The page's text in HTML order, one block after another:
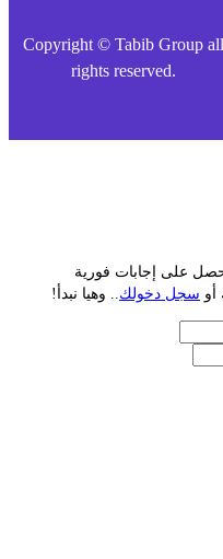
Copyright © Tabib
rights reserved.
إجابات فورية
دخولك.. وهيا نبدأ!